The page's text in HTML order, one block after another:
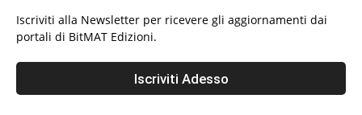
Iscriviti alla Newsletter per ricevere gli aggiornamenti dai
portali di BitMAT Edizioni.